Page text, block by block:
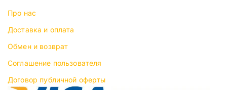
Про нас
Доставка и оплата
Обмен и возврат
Соглашение пользователя
Договор публичной оферты